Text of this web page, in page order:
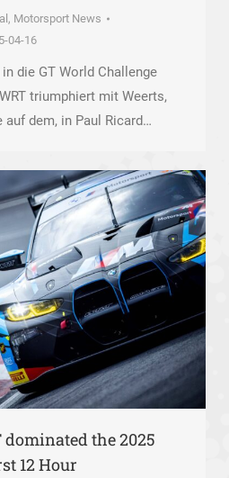
, Motorsport News
04-16
die GT World Challenge
triumphiert mit Weerts,
auf dem, in Paul Ricard…
dominated the 2025
12 Hour